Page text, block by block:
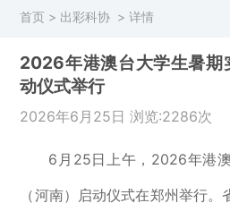
首页 > 出彩科协 > 详情
2026年港澳台大学生暑期
动仪式举行
2026年6月25日 浏览:2286次
6月25日上午，2026年港
（河南）启动仪式在郑州举行